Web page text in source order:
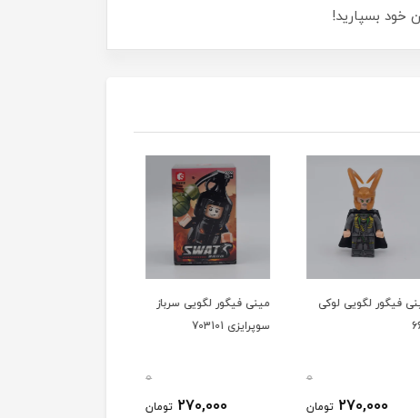
خود بسپارید!
فیگور لگویی لوکی
0
270,000 تومان
مینی فیگور لگویی سرباز
سوپرایزی 703101
0
270,000 تومان